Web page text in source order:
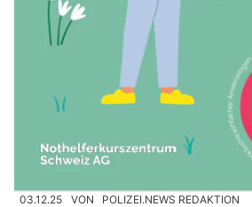
03.12.25 VON POLIZEI.NEWS REDAKTION